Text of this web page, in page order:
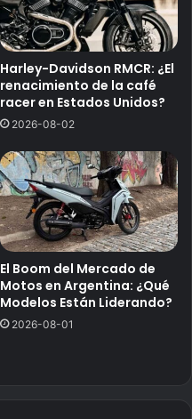
Harley-Davidson RMCR: ¿El
renacimiento de la café
racer en Estados Unidos?
2026-08-02
El Boom del Mercado de
Motos en Argentina: ¿Qué
Modelos Están Liderando?
2026-08-01